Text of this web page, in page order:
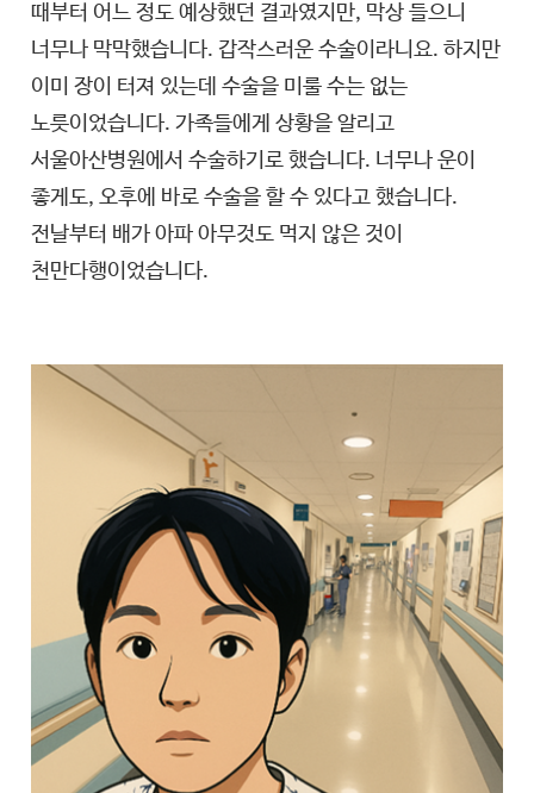
때부터 어느 정도 예상했던 결과였지만, 막상 들으니
너무나 막막했습니다. 갑작스러운 수술이라니요. 하지만
이미 장이 터져 있는데 수술을 미룰 수는 없는
노릇이었습니다. 가족들에게 상황을 알리고
서울아산병원에서 수술하기로 했습니다. 너무나 운이
좋게도, 오후에 바로 수술을 할 수 있다고 했습니다.
전날부터 배가 아파 아무것도 먹지 않은 것이
천만다행이었습니다.